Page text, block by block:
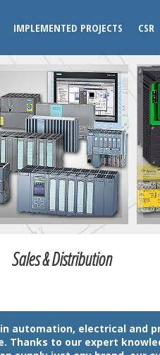
IMPLEMENTED PROJECTS CSR
Sales & Distribution
in automation, electrical and
Thanks to our expert